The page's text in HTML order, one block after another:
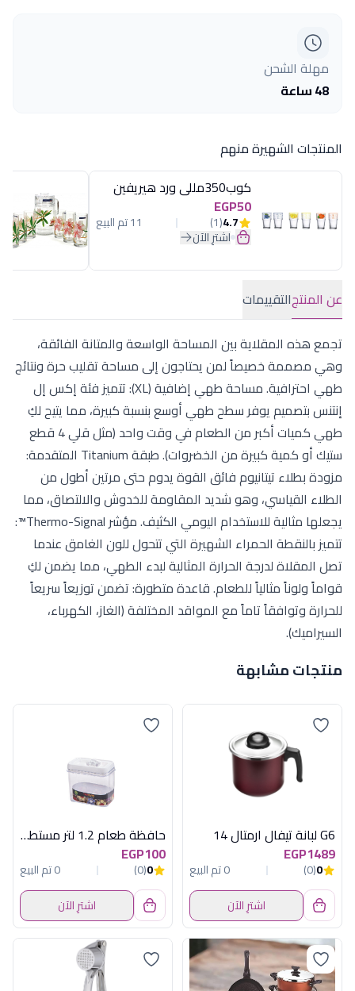
مهلة الشحن
48 ساعة
المنتجات الشهيرة منهم
كوب350مللى ورد هيريفين
EGP50
4.7
(1) 11 تم البيع
اشترِ الآن
عن المنتجالتقييمات
تجمع هذه المقلاية بين المساحة الواسعة والمتانة الفائقة،
وهي مصممة خصيصاً لمن يحتاجون إلى مساحة تقليب حرة ونتائج
طهي احترافية. مساحة طهي إضافية (XL): تتميز فئة إكس إل
إنتنس بتصميم يوفر سطح طهي أوسع بنسبة كبيرة، مما يتيح لكِ
طهي كميات أكبر من الطعام في وقت واحد (مثل قلي 4 قطع
ستيك أو كمية كبيرة من الخضروات). طبقة Titanium المتقدمة:
مزودة بطلاء تيتانيوم فائق القوة يدوم حتى مرتين أطول من
الطلاء القياسي، وهو شديد المقاومة للخدوش والالتصاق، مما
يجعلها مثالية للاستخدام اليومي الكثيف. مؤشر Thermo-Signal™:
تتميز بالنقطة الحمراء الشهيرة التي تتحول للون الغامق عندما
تصل المقلاة لدرجة الحرارة المثالية لبدء الطهي، مما يضمن لكِ
قواماً ولوناً مثالياً للطعام. قاعدة متطورة: تضمن توزيعاً سريعاً
للحرارة وتوافقاً تاماً مع المواقد المختلفة (الغاز، الكهرباء،
السيراميك).
منتجات مشابهة
G6 لبانة تيفال ارمتال 14
EGP1489
0
(0)
0 تم البيع
اشترِ الآن
حافظة طعام 1.2 لتر مستطيلة كليبس هيريفين
EGP100
0
(0)
0 تم البيع
اشترِ الآن